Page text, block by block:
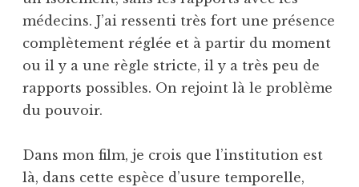
médecins. J’ai ressenti très fort une présence
complètement réglée et à partir du moment
ou il y a une règle stricte, il y a très peu de
rapports possibles. On rejoint là le problème
du pouvoir.
Dans mon film, je crois que l’institution est
là, dans cette espèce d’usure temporelle,